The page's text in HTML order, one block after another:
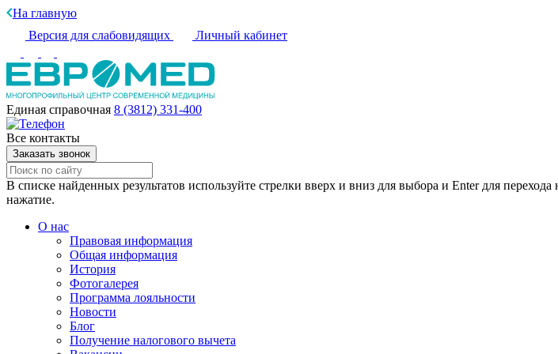
На главную
Версия для слабовидящих
Личный кабинет
Единая справочная 8 (3812) 331-400
Все контакты
Заказать звонок
В списке найденных результатов используйте стрелки вверх и вниз для выбора и Enter для
нажатие.
О нас
Правовая информация
Общая информация
История
Фотогалерея
Программа лояльности
Новости
Блог
Получение налогового вычета